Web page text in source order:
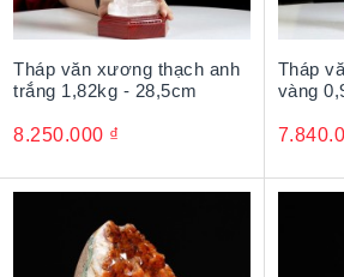
Tháp văn xương thạch anh
trắng 1,82kg - 28,5cm
8.250.000 ₫
Tháp
vàng